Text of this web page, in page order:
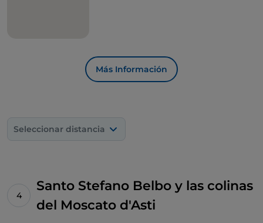
Más Información
Seleccionar distancia
Santo Stefano Belbo y las colinas
del Moscato d'Asti